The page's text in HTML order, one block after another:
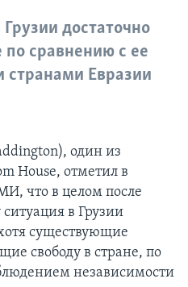
достаточно
сравнению с ее
странами Евразии
один из
House, отметил в
что в целом после
в Грузии
существующие
свободу в стране, по
независимости